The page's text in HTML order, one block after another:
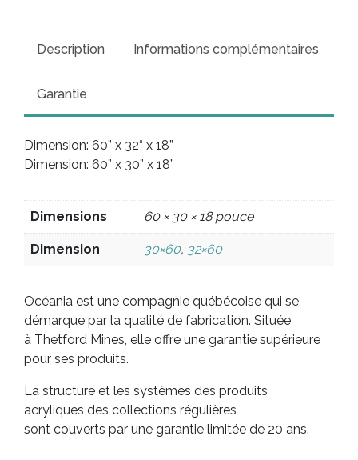
Description Informations complémentaires
Garantie
Dimension: 60” x 32“ x 18”
Dimension: 60” x 30” x 18”
Dimensions 60 × 30 × 18 pouce
Dimension 30×60, 32×60
Océania est une compagnie québécoise qui se
démarque par la qualité de fabrication. Située
à Thetford Mines, elle offre une garantie supérieure
pour ses produits.
La structure et les systèmes des produits
acryliques des collections régulières
sont couverts par une garantie limitée de 20 ans.